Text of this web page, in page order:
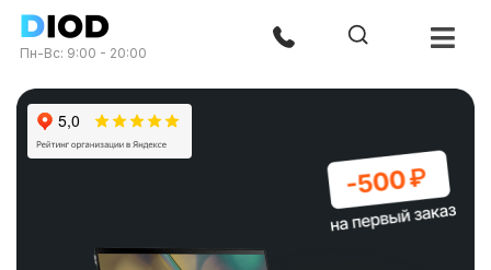
Пн-Вс: 9:00 - 20:00